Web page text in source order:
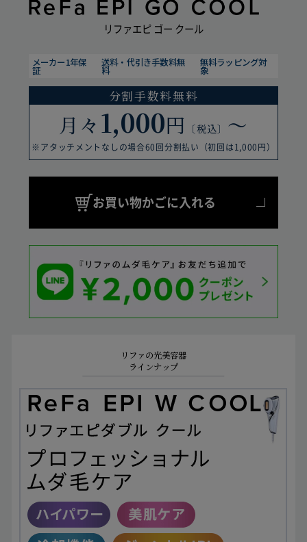
リファエピ ゴー クール
メーカー1年保
証
送料・代引き手数料無
料
無料ラッピング対
象
分割手数料無料
月々 1,000円 〔税込〕 〜
※アタッチメントなしの場合60回分割払い（初回は1,000円）
お買い物かごに入れる
リファの光美容器
ラインナップ
保証期間
ビスに加入された方
方につきましては、保証範囲が自然故障のみとなり、
物損故障は保証対象外となります。ご自身の保証内容
をご確認いただく場合は、商品発送時に同梱させてい
ただいております「延長保証書」をご確認ください。